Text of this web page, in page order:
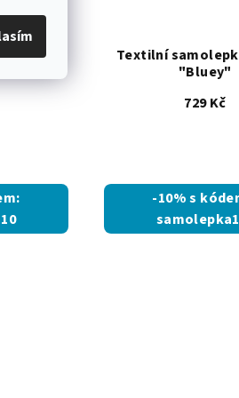
"Myš v
Textilní
"Bluey"
729 Kč
-10% s